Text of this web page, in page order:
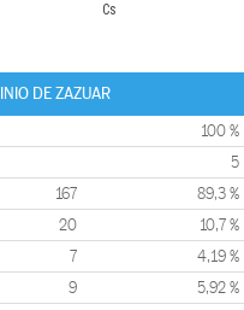
Cs
DE ZAZUAR
100 %
5
167 89,3 %
20 10,7 %
7 4,19 %
9 5,92 %